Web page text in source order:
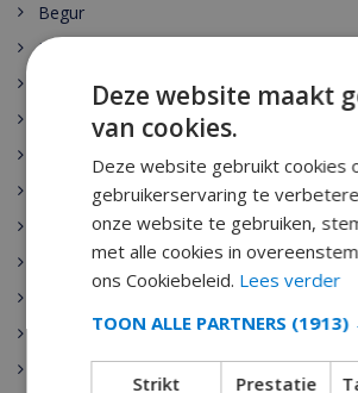
Begur
Escala
Palamos
Playa de Aro
Sant Antoni de Calonge
Tamariu
Pineda de Mar
Deze website maakt
van cookies.
Deze website gebruikt cookies
gebruikerservaring te
onze website te gebruiken,
met alle cookies in
ons Cookiebeleid. Lees verder
TOON ALLE PARTNERS (1913)
Strikt
Prestatie